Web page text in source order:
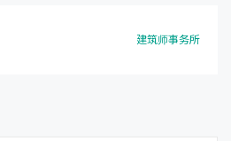
建筑师事务所